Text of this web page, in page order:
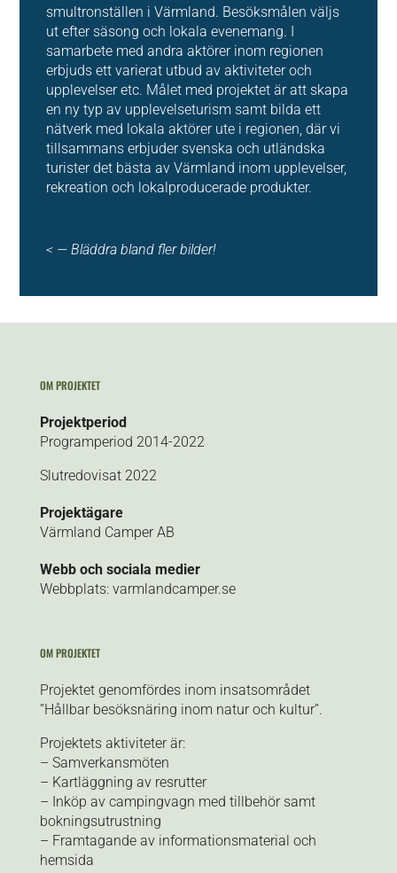
smultronställen i Värmland. Besöksmålen väljs
ut efter säsong och lokala evenemang. I
samarbete med andra aktörer inom regionen
erbjuds ett varierat utbud av aktiviteter och
upplevelser etc. Målet med projektet är att skapa
en ny typ av upplevelseturism samt bilda ett
nätverk med lokala aktörer ute i regionen, där vi
tillsammans erbjuder svenska och utländska
turister det bästa av Värmland inom upplevelser,
rekreation och lokalproducerade produkter.
< — Bläddra bland fler bilder!
OM PROJEKTET
Projektperiod
Programperiod 2014-2022
Slutredovisat 2022
Projektägare
Värmland Camper AB
Webb och sociala medier
Webbplats: varmlandcamper.se
OM PROJEKTET
Projektet genomfördes inom insatsområdet
”Hållbar besöksnäring inom natur och kultur”.
Projektets aktiviteter är:
– Samverkansmöten
– Kartläggning av resrutter
– Inköp av campingvagn med tillbehör samt
bokningsutrustning
– Framtagande av informationsmaterial och
hemsida